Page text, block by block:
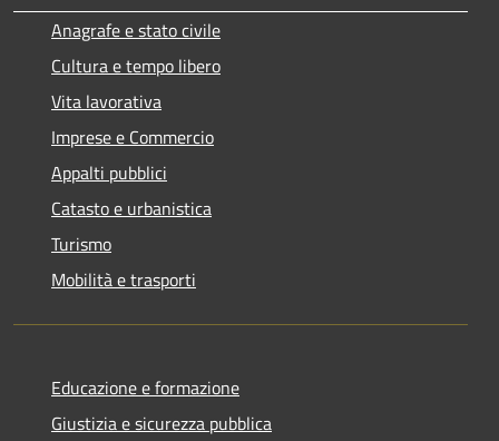
Anagrafe e stato civile
Cultura e tempo libero
Vita lavorativa
Imprese e Commercio
Appalti pubblici
Catasto e urbanistica
Turismo
Mobilità e trasporti
Educazione e formazione
Giustizia e sicurezza pubblica